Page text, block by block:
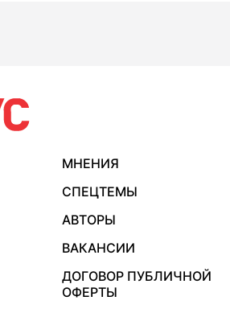
МНЕНИЯ
СПЕЦТЕМЫ
АВТОРЫ
ВАКАНСИИ
ДОГОВОР ПУБЛИЧНОЙ
ОФЕРТЫ